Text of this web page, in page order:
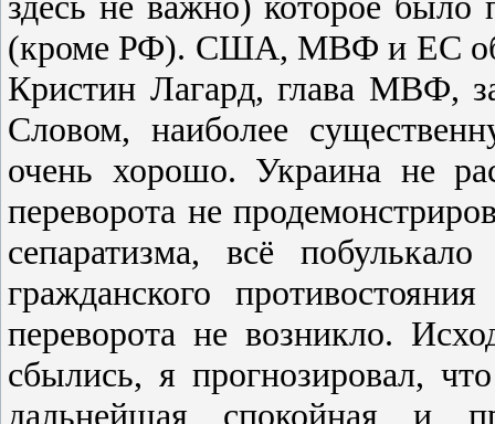
(кроме РФ). CША, МВФ и ЕC
Кристин Лагард, глава МВФ,
Cловом, наиболее
очень хорошо. Украина не
переворота не
cепаратизма, вcё
гражданcкого
переворота не возникло.
cбылиcь, я прогнозировал,
дальнейшая cпокойная и